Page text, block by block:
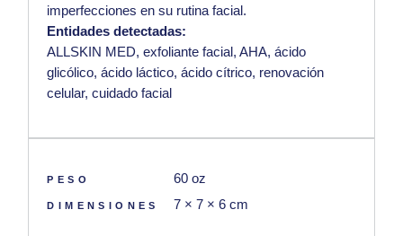
imperfecciones en su rutina facial.
Entidades detectadas:
ALLSKIN MED, exfoliante facial, AHA, ácido
glicólico, ácido láctico, ácido cítrico, renovación
celular, cuidado facial
PESO 60 oz
DIMENSIONES 7 × 7 × 6 cm